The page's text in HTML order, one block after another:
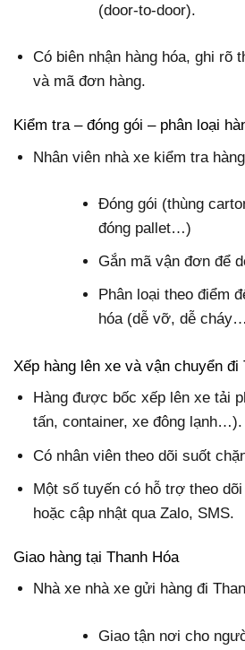
(door-to-door).
Có biên nhận hàng hóa, ghi rõ
và mã đơn hàng.
Kiểm tra – đóng gói – phân loại
Nhân viên nhà xe kiểm tra
Đóng gói (thùng
đóng pallet…)
Gắn mã vận đơn để
Phân loại theo điểm
hóa (dễ vỡ, dễ
Xếp hàng lên xe và vận chuyển đi
Hàng được bốc xếp lên xe tải
tấn, container, xe đông lạnh…).
Có nhân viên theo dõi suốt
Một số tuyến có hỗ trợ theo
hoặc cập nhật qua Zalo, SMS.
Giao hàng tại Thanh Hóa
Nhà xe nhà xe gửi hàng đi
Giao tận nơi cho